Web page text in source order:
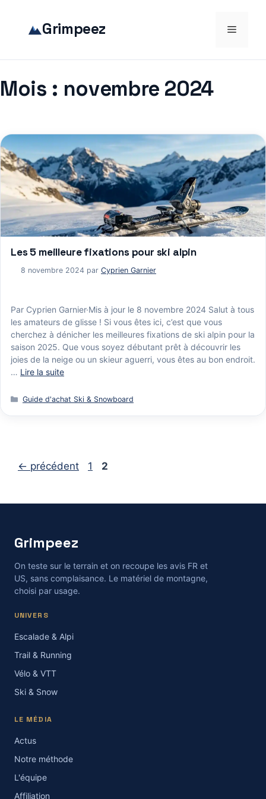
contenu Grimpeez Menu
Mois : novembre 2024
Les 5 meilleure fixations pour ski alpin
8 novembre 2024 par Cyprien Garnier
Par Cyprien Garnier·Mis à jour le 8 novembre 2024 Salut à tous
les amateurs de glisse ! Si vous êtes ici, c’est que vous
cherchez à dénicher les meilleures fixations de ski alpin pour la
saison 2025. Que vous soyez débutant prêt à découvrir les
joies de la neige ou un skieur aguerri, vous êtes au bon endroit.
… Lire la suite
Catégories
Guide d'achat Ski & Snowboard
← précédent Page
1 Page
2
Grimpeez
On teste sur le terrain et on recoupe les avis FR et
US, sans complaisance. Le matériel de montagne,
choisi par usage.
UNIVERS
Escalade & Alpi
Trail & Running
Vélo & VTT
Ski & Snow
LE MÉDIA
Actus
Notre méthode
L'équipe
Affiliation